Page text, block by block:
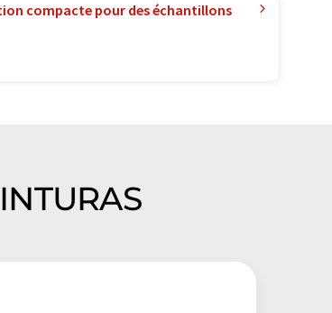
compacte pour des échantillons